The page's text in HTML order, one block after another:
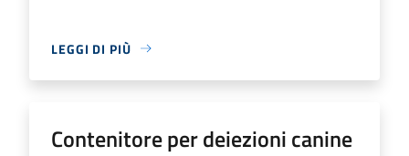
LEGGI DI PIÙ
Contenitore per deiezioni canine